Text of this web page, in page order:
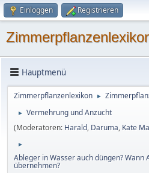
Einloggen Registrieren
Hauptmenü
Zimmerpflanzenlexikon ►
►
Vermehrung und Anzucht
(Moderatoren: Harald, Daruma, Kate
►
Ableger in Wasser auch düngen? Wann
übernehmen?